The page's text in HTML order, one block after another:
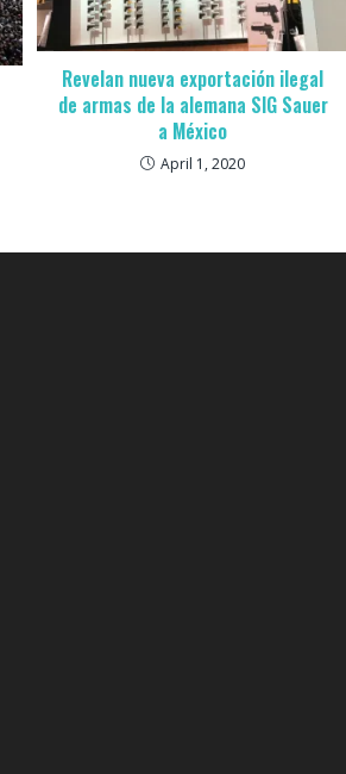
Revelan nueva exportación ilegal
de armas de la alemana SIG Sauer
a México
April 1, 2020